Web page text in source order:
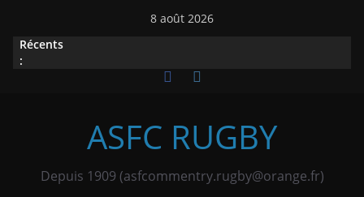
contenu
8 août 2026
Récents
:
ASFC RUGBY
Depuis 1909 (asfcommentry.rugby@orange.fr)